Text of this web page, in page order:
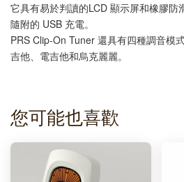
它具有易於判讀的LCD 顯示屏和橡膠防
隨附的 USB 充電。
PRS Clip-On Tuner 還具有四種調音
吉他、電吉他和烏克麗麗。
您可能也喜歡